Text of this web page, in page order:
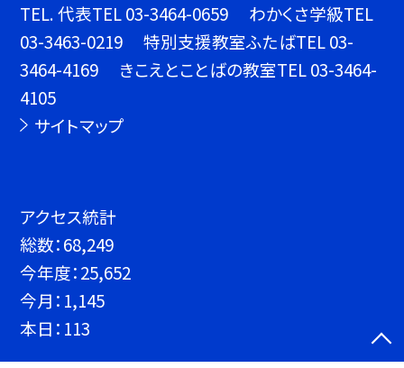
TEL.代表TEL 03-3464-0659 わかくさ学級TEL
03-3463-0219 特別支援教室ふたばTEL 03-
3464-4169 きこえとことばの教室TEL 03-3464-
4105
サイトマップ
アクセス統計
総数：68,249
今年度：25,652
今月： 1,145
本日： 113